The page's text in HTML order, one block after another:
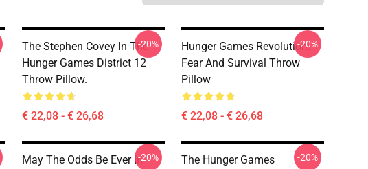
The Stephen Covey In The
Hunger Games District 12
Throw Pillow.
€ 22,08 - € 26,68
-20%
Hunger Games Revolution:
Fear And Survival Throw
Pillow
€ 22,08 - € 26,68
-20%
May The Odds Be Ever In-20%
The Hunger Games
-20%